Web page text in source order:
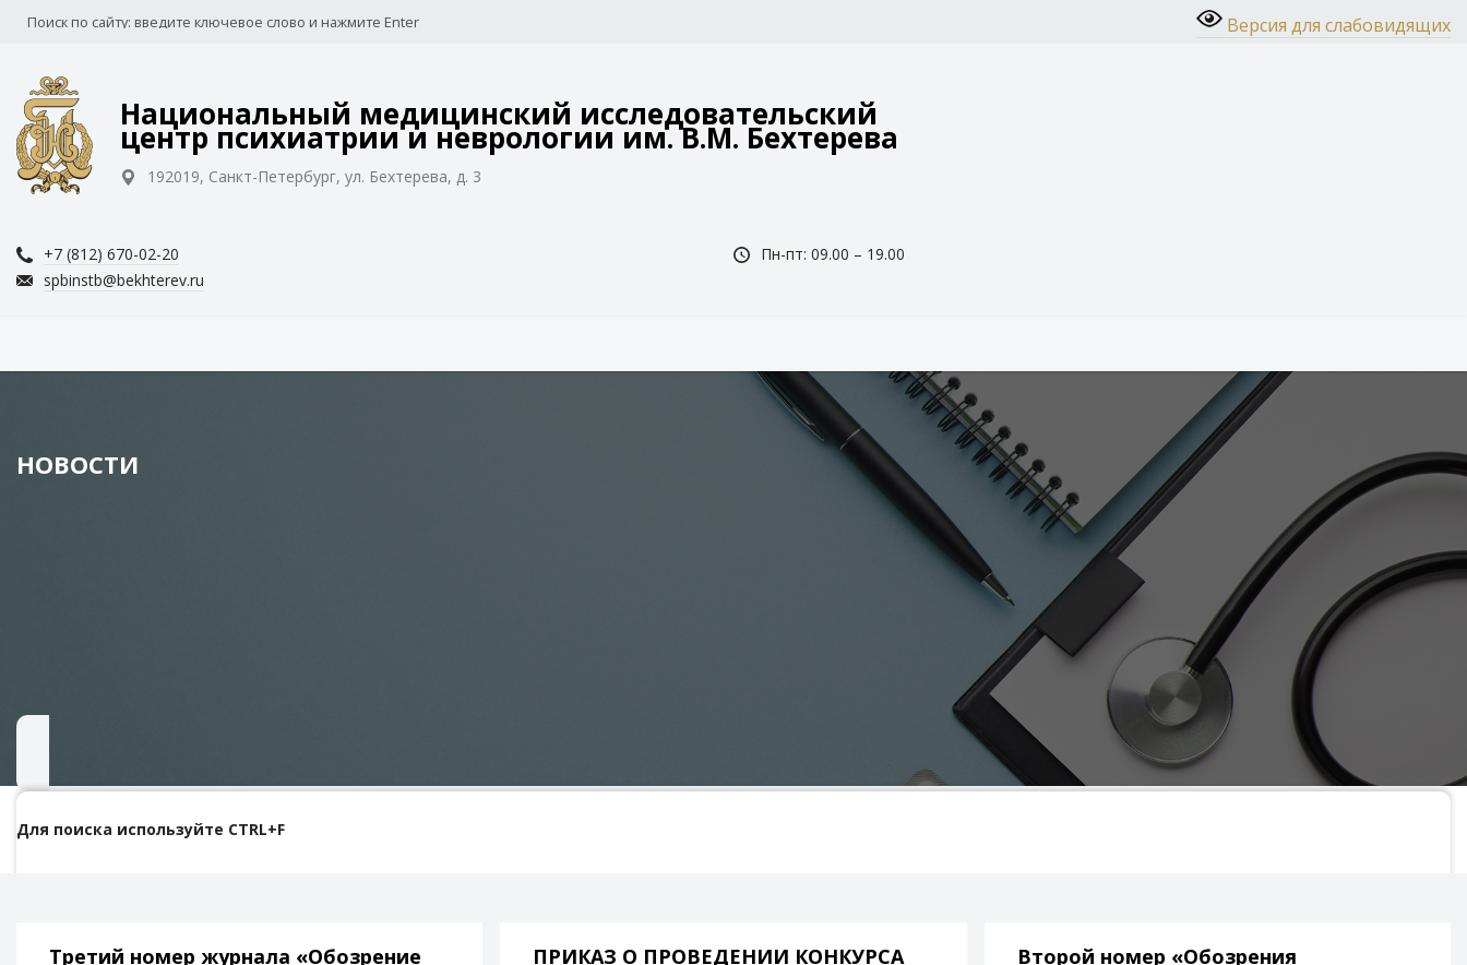
Версия для слабовидящих
Национальный медицинский исследовательский
центр психиатрии и неврологии им. В.М. Бехтерева
192019, Санкт-Петербург, ул. Бехтерева, д. 3
+7 (812) 670-02-20
Пн-пт: 09.00 – 19.00
spbinstb@bekhterev.ru
НОВОСТИ
Для поиска используйте CTRL+F
Третий номер журнала «Обозрение
ПРИКАЗ О ПРОВЕДЕНИИ КОНКУРСА
Второй номер «Обозрения